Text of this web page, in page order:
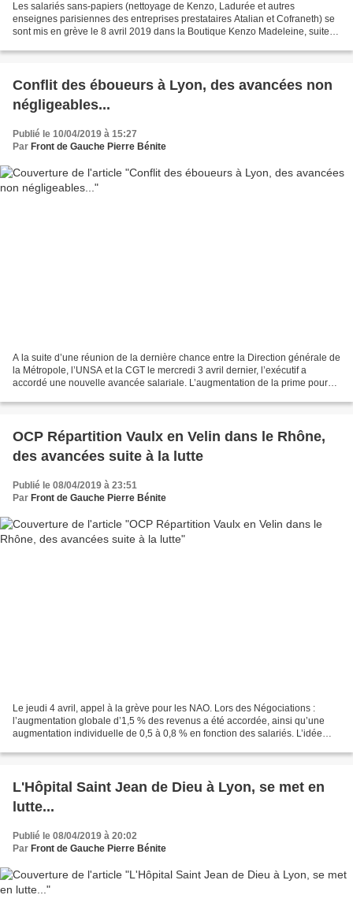
Les salariés sans-papiers (nettoyage de Kenzo, Ladurée et autres
enseignes parisiennes des entreprises prestataires Atalian et Cofraneth) se
sont mis en grève le 8 avril 2019 dans la Boutique Kenzo Madeleine, suite à
Conflit des éboueurs à Lyon, des avancées non
négligeables...
Publié le 10/04/2019 à 15:27
Par Front de Gauche Pierre Bénite
A la suite d’une réunion de la dernière chance entre la Direction générale de
la Métropole, l’UNSA et la CGT le mercredi 3 avril dernier, l’exécutif a
accordé une nouvelle avancée salariale. L’augmentation de la prime pour
OCP Répartition Vaulx en Velin dans le Rhône,
des avancées suite à la lutte
Publié le 08/04/2019 à 23:51
Par Front de Gauche Pierre Bénite
Le jeudi 4 avril, appel à la grève pour les NAO. Lors des Négociations :
l’augmentation globale d’1,5 % des revenus a été accordée, ainsi qu’une
augmentation individuelle de 0,5 à 0,8 % en fonction des salariés. L’idée
L'Hôpital Saint Jean de Dieu à Lyon, se met en
lutte...
Publié le 08/04/2019 à 20:02
Par Front de Gauche Pierre Bénite